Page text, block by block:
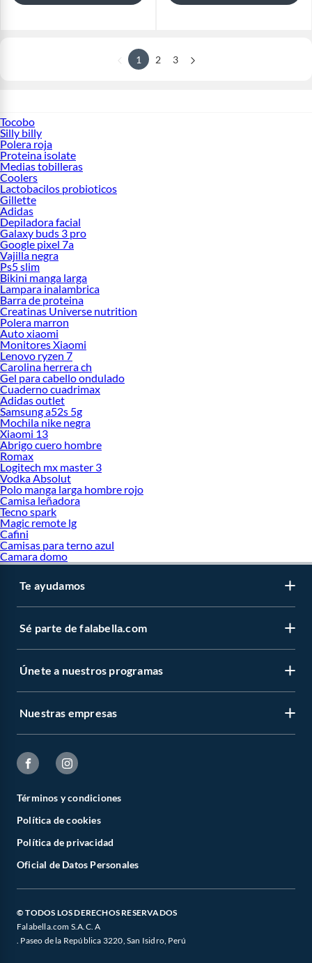
1 2 3
Tocobo
Silly billy
Polera roja
Proteina isolate
Medias tobilleras
Coolers
Lactobacilos probioticos
Gillette
Adidas
Depiladora facial
Galaxy buds 3 pro
Google pixel 7a
Vajilla negra
Ps5 slim
Bikini manga larga
Lampara inalambrica
Barra de proteina
Creatinas Universe nutrition
Polera marron
Auto xiaomi
Monitores Xiaomi
Lenovo ryzen 7
Carolina herrera ch
Gel para cabello ondulado
Cuaderno cuadrimax
Adidas outlet
Samsung a52s 5g
Mochila nike negra
Xiaomi 13
Abrigo cuero hombre
Romax
Logitech mx master 3
Vodka Absolut
Polo manga larga hombre rojo
Camisa leñadora
Tecno spark
Magic remote lg
Cafini
Camisas para terno azul
Camara domo
Te ayudamos
Sé parte de falabella.com
Únete a nuestros programas
Nuestras empresas
Términos y condiciones
Política de cookies
Política de privacidad
Oficial de Datos Personales
© TODOS LOS DERECHOS RESERVADOS
Falabella.com S.A.C. A
. Paseo de la República 3220, San Isidro, Perú